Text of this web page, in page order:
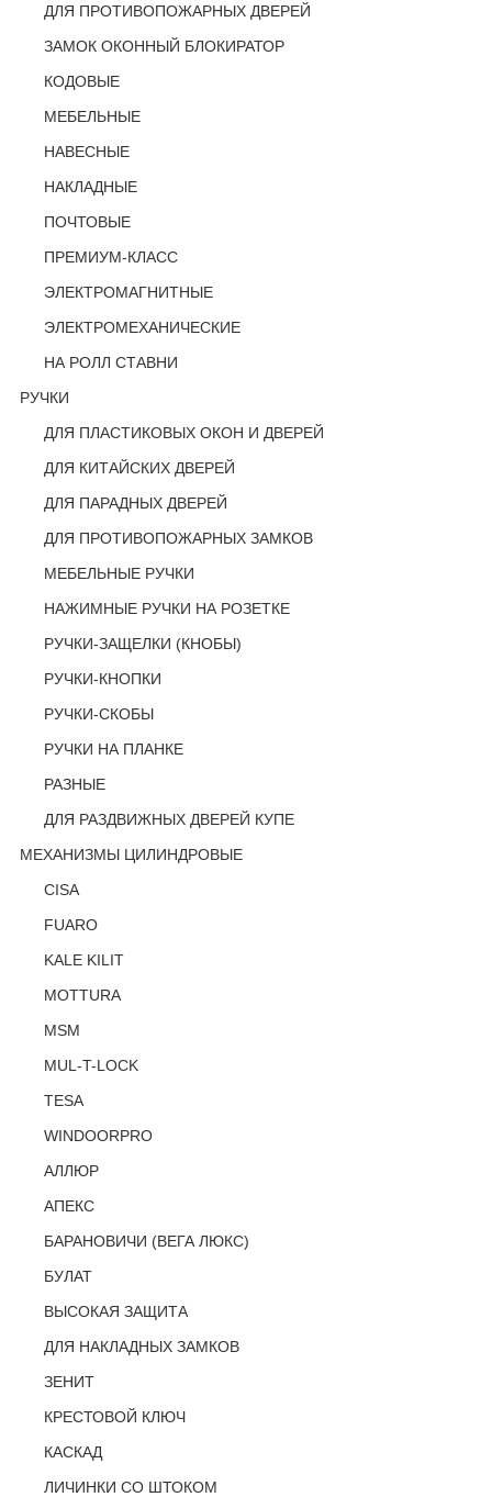
ДЛЯ ПРОТИВОПОЖАРНЫХ ДВЕРЕЙ
ЗАМОК ОКОННЫЙ БЛОКИРАТОР
КОДОВЫЕ
МЕБЕЛЬНЫЕ
НАВЕСНЫЕ
НАКЛАДНЫЕ
ПОЧТОВЫЕ
ПРЕМИУМ-КЛАСС
ЭЛЕКТРОМАГНИТНЫЕ
ЭЛЕКТРОМЕХАНИЧЕСКИЕ
НА РОЛЛ СТАВНИ
РУЧКИ
ДЛЯ ПЛАСТИКОВЫХ ОКОН И ДВЕРЕЙ
ДЛЯ КИТАЙСКИХ ДВЕРЕЙ
ДЛЯ ПАРАДНЫХ ДВЕРЕЙ
ДЛЯ ПРОТИВОПОЖАРНЫХ ЗАМКОВ
МЕБЕЛЬНЫЕ РУЧКИ
НАЖИМНЫЕ РУЧКИ НА РОЗЕТКЕ
РУЧКИ-ЗАЩЕЛКИ (КНОБЫ)
РУЧКИ-КНОПКИ
РУЧКИ-СКОБЫ
РУЧКИ НА ПЛАНКЕ
РАЗНЫЕ
ДЛЯ РАЗДВИЖНЫХ ДВЕРЕЙ КУПЕ
МЕХАНИЗМЫ ЦИЛИНДРОВЫЕ
CISA
FUARO
KALE KILIT
MOTTURA
MSM
MUL-T-LOCK
TESA
WINDOORPRO
АЛЛЮР
АПЕКС
БАРАНОВИЧИ (ВЕГА ЛЮКС)
БУЛАТ
ВЫСОКАЯ ЗАЩИТА
ДЛЯ НАКЛАДНЫХ ЗАМКОВ
ЗЕНИТ
КРЕСТОВОЙ КЛЮЧ
КАСКАД
ЛИЧИНКИ СО ШТОКОМ